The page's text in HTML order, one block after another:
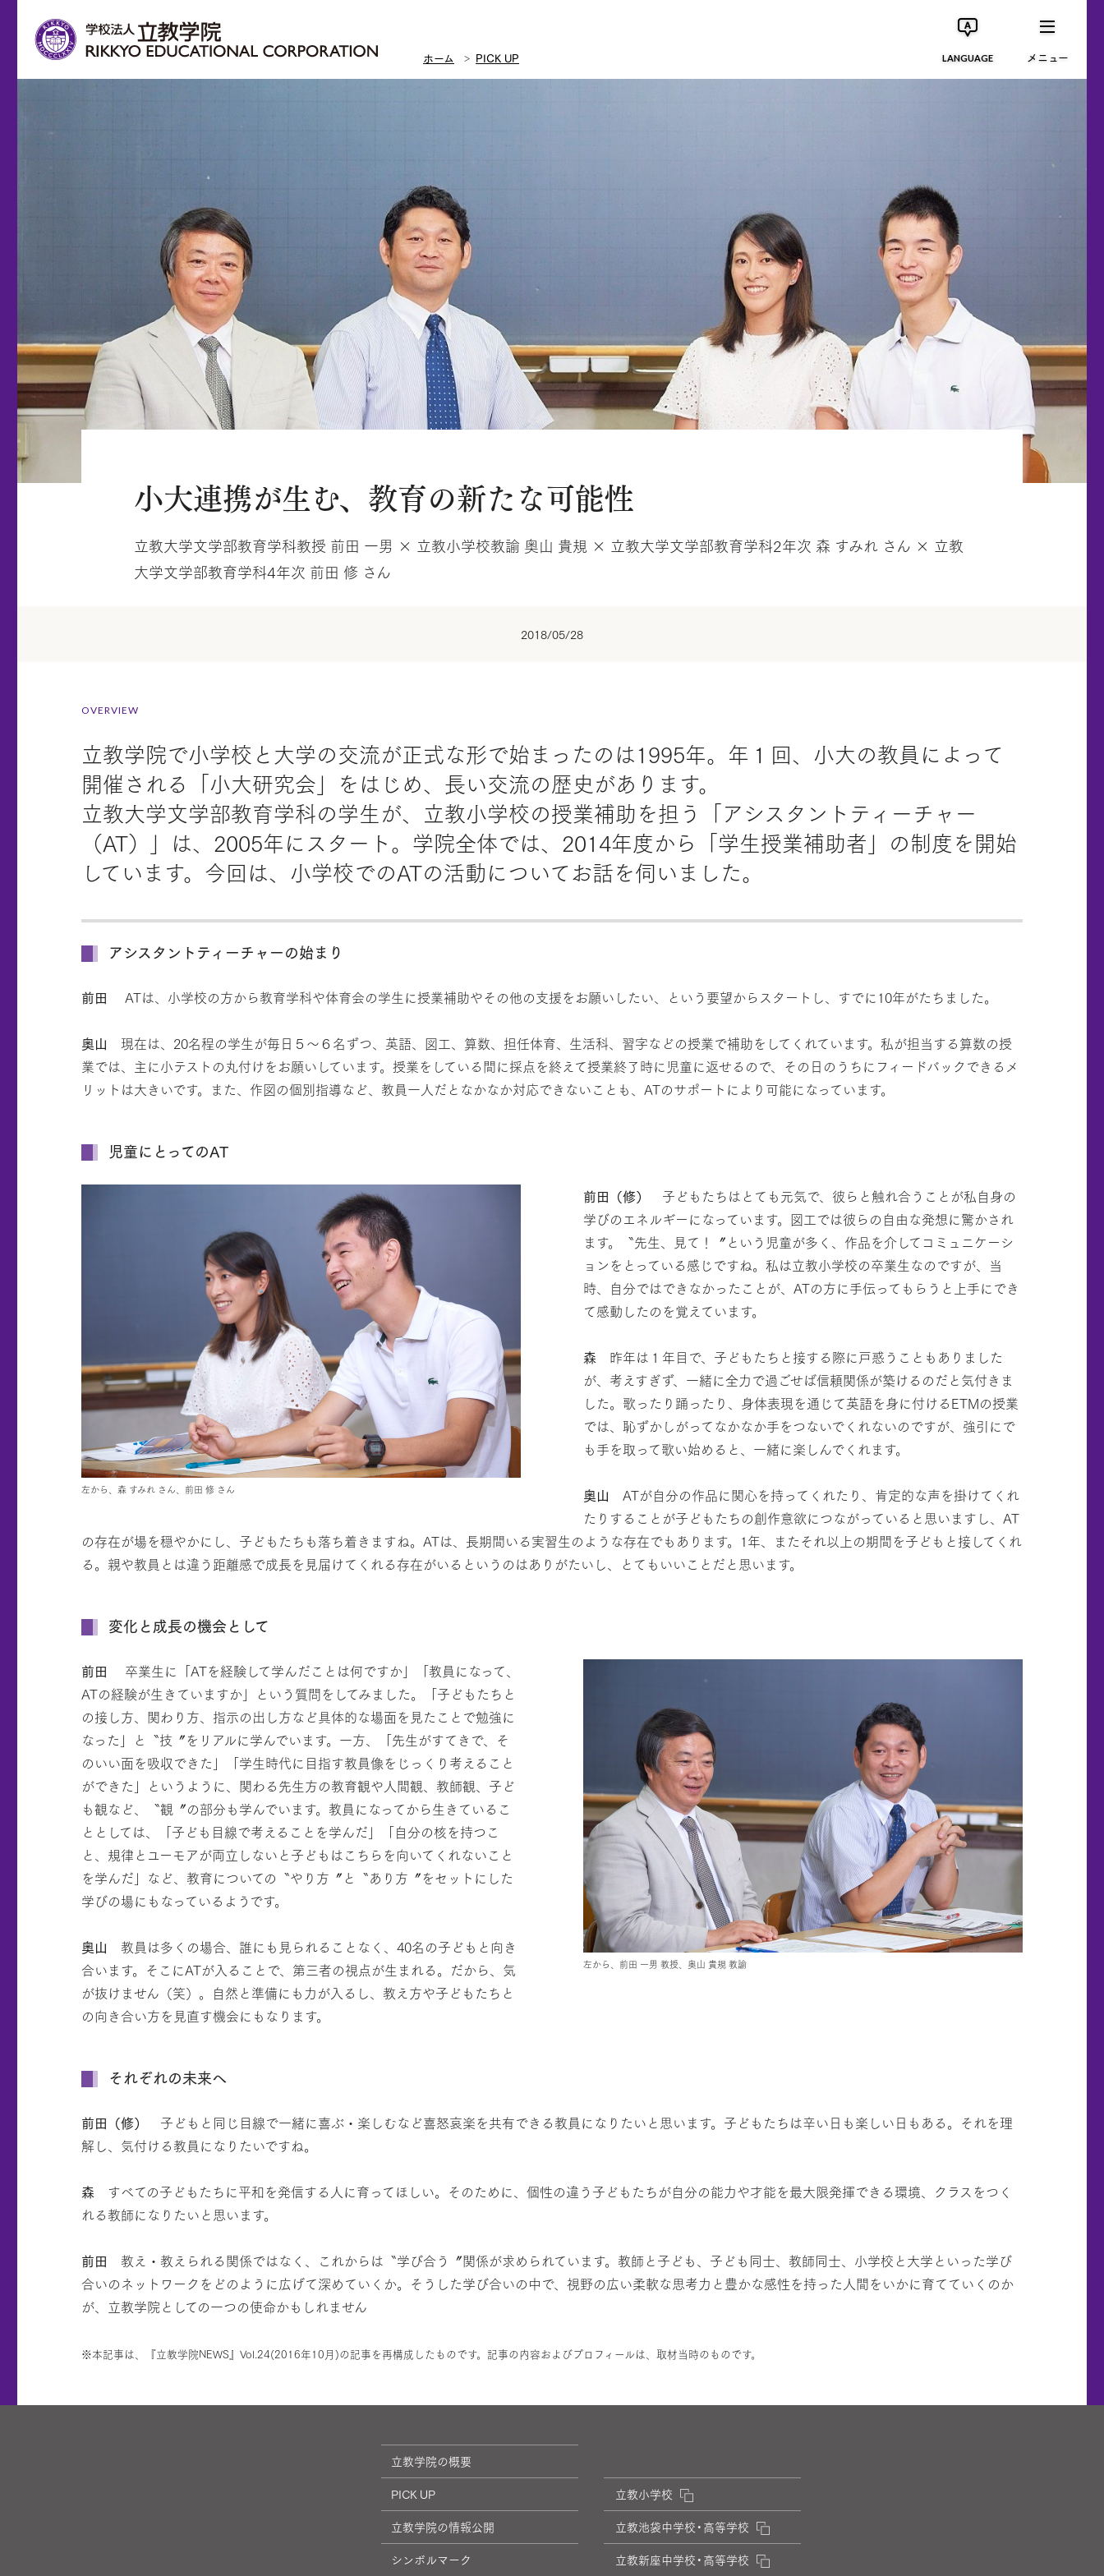
ホーム PICK UP LANGUAGE メニュー
小大連携が生む、教育の新たな可能性
立教大学文学部教育学科教授 前田 一男 × 立教小学校教諭 奥山 貴規 × 立教大学文学部教育学科2年次 森 すみれ さん × 立教
大学文学部教育学科4年次 前田 修 さん
2018/05/28
OVERVIEW
立教学院で小学校と大学の交流が正式な形で始まったのは1995年。年１回、小大の教員によって
開催される「小大研究会」をはじめ、長い交流の歴史があります。
立教大学文学部教育学科の学生が、立教小学校の授業補助を担う「アシスタントティーチャー
（AT）」は、2005年にスタート。学院全体では、2014年度から「学生授業補助者」の制度を開始
しています。今回は、小学校でのATの活動についてお話を伺いました。
アシスタントティーチャーの始まり
前田 ATは、小学校の方から教育学科や体育会の学生に授業補助やその他の支援をお願いしたい、という要望からスタートし、すでに10年がたちました。
奥山 現在は、20名程の学生が毎日５〜６名ずつ、英語、図工、算数、担任体育、生活科、習字などの授業で補助をしてくれています。私が担当する算数の授
業では、主に小テストの丸付けをお願いしています。授業をしている間に採点を終えて授業終了時に児童に返せるので、その日のうちにフィードバックできるメ
リットは大きいです。また、作図の個別指導など、教員一人だとなかなか対応できないことも、ATのサポートにより可能になっています。
児童にとってのAT
左から、森 すみれ さん、前田 修 さん
前田（修）
子どもたちはとても元気で、彼らと触れ合うことが私自身の
学びのエネルギーになっています。図工では彼らの自由な発想に驚かされ
ます。〝先生、見て！〞という児童が多く、作品を介してコミュニケーシ
ョンをとっている感じですね。私は立教小学校の卒業生なのですが、当
時、自分ではできなかったことが、ATの方に手伝ってもらうと上手にでき
て感動したのを覚えています。
森 昨年は１年目で、子どもたちと接する際に戸惑うこともありました
が、考えすぎず、一緒に全力で過ごせば信頼関係が築けるのだと気付きま
した。歌ったり踊ったり、身体表現を通じて英語を身に付けるETMの授業
では、恥ずかしがってなかなか手をつないでくれないのですが、強引にで
も手を取って歌い始めると、一緒に楽しんでくれます。
奥山 ATが自分の作品に関心を持ってくれたり、肯定的な声を掛けてくれ
たりすることが子どもたちの創作意欲につながっていると思いますし、AT
の存在が場を穏やかにし、子どもたちも落ち着きますね。ATは、長期間いる実習生のような存在でもあります。1年、またそれ以上の期間を子どもと接してくれ
る。親や教員とは違う距離感で成長を見届けてくれる存在がいるというのはありがたいし、とてもいいことだと思います。
変化と成長の機会として
左から、前田 一男 教授、奥山 貴規 教諭
前田 卒業生に「ATを経験して学んだことは何ですか」「教員になって、
ATの経験が生きていますか」という質問をしてみました。「子どもたちと
の接し方、関わり方、指示の出し方など具体的な場面を見たことで勉強に
なった」と〝技〞をリアルに学んでいます。一方、「先生がすてきで、そ
のいい面を吸収できた」「学生時代に目指す教員像をじっくり考えること
ができた」というように、関わる先生方の教育観や人間観、教師観、子ど
も観など、〝観〞の部分も学んでいます。教員になってから生きているこ
ととしては、「子ども目線で考えることを学んだ」「自分の核を持つこ
と、規律とユーモアが両立しないと子どもはこちらを向いてくれないこと
を学んだ」など、教育についての〝やり方〞と〝あり方〞をセットにした
学びの場にもなっているようです。
奥山 教員は多くの場合、誰にも見られることなく、40名の子どもと向き
合います。そこにATが入ることで、第三者の視点が生まれる。だから、気
が抜けません（笑）。自然と準備にも力が入るし、教え方や子どもたちと
の向き合い方を見直す機会にもなります。
それぞれの未来へ
前田（修）
子どもと同じ目線で一緒に喜ぶ・楽しむなど喜怒哀楽を共有できる教員になりたいと思います。子どもたちは辛い日も楽しい日もある。それを理
解し、気付ける教員になりたいですね。
森 すべての子どもたちに平和を発信する人に育ってほしい。そのために、個性の違う子どもたちが自分の能力や才能を最大限発揮できる環境、クラスをつく
れる教師になりたいと思います。
前田 教え・教えられる関係ではなく、これからは〝学び合う〞関係が求められています。教師と子ども、子ども同士、教師同士、小学校と大学といった学び
合いのネットワークをどのように広げて深めていくか。そうした学び合いの中で、視野の広い柔軟な思考力と豊かな感性を持った人間をいかに育てていくのか
が、立教学院としての一つの使命かもしれません
※本記事は、『立教学院NEWS』Vol.24(2016年10月)の記事を再構成したものです。記事の内容およびプロフィールは、取材当時のものです。
立教学院の概要
PICK UP
立教学院の情報公開
シンボルマーク
立教小学校
立教池袋中学校・高等学校
立教新座中学校・高等学校